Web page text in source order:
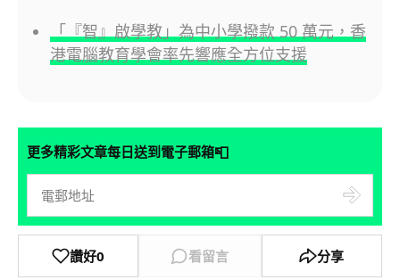
「『智』啟學教」為中小學撥款 50 萬元，香
港電腦教育學會率先響應全方位支援
更多精彩文章每日送到電子郵箱📮
讚好0 看留言 分享